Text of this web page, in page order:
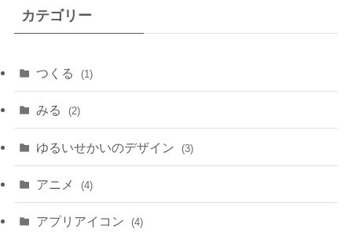
カテゴリー
つくる (1)
みる (2)
ゆるいせかいのデザイン (3)
アニメ (4)
アプリアイコン (4)